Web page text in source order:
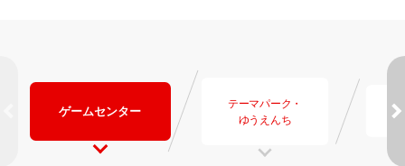
ゲームセンター
テーマパーク・
ゆうえんち
体